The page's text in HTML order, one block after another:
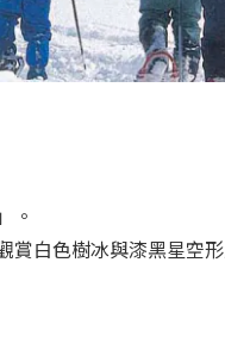
。
白色樹冰與漆黑星空